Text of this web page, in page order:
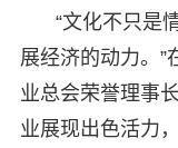
“文化不只是
展经济的动力。”
业总会荣誉理事
业展现出色活力